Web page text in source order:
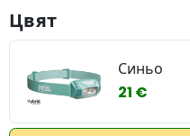
Цвят
Синьо
21 €